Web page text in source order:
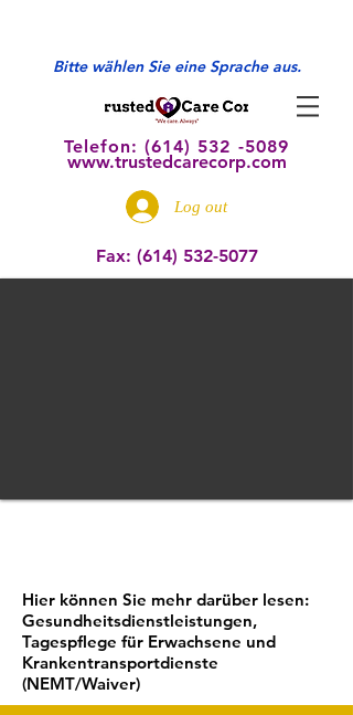
Bitte wählen Sie eine Sprache aus.
Telefon: (614) 532 -5089
www.trustedcarecorp.com
Log out
Fax: (614) 532-5077
Hier können Sie mehr darüber lesen:
Gesundheitsdienstleistungen,
Tagespflege für Erwachsene und
Krankentransportdienste
(NEMT/Waiver)